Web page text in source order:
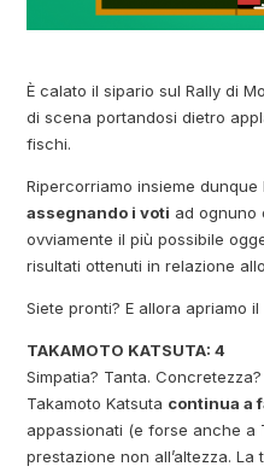
È calato il sipario sul Rally di
di scena portandosi dietro
fischi.
Ripercorriamo insieme
assegnando i voti ad ognuno
ovviamente il più possibile
risultati ottenuti in relazione
Siete pronti? E allora apriamo
TAKAMOTO KATSUTA: 4
Simpatia? Tanta.
Takamoto Katsuta continua a
appassionati (e forse anche a
prestazione non all’altezza.